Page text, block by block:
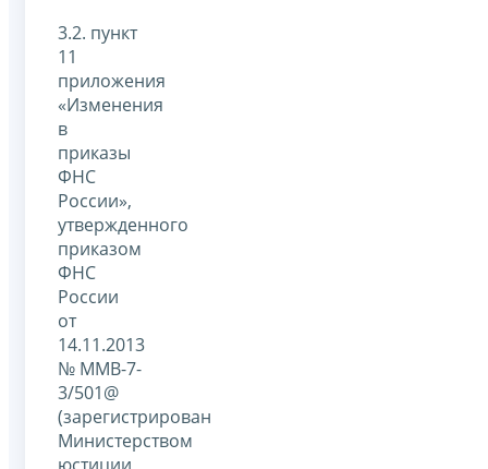
3.2. пункт
11
приложения
«Изменения
в
приказы
ФНС
России»,
утвержденного
приказом
ФНС
России
от
14.11.2013
№ ММВ-7-
3/501@
(зарегистрирован
Министерством
юстиции